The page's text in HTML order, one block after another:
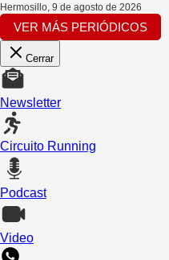
Hermosillo 9 de agosto de 2026
VER MÁS PERIÓDICOS
Cerrar
Newsletter
Circuito Running
Podcast
Video